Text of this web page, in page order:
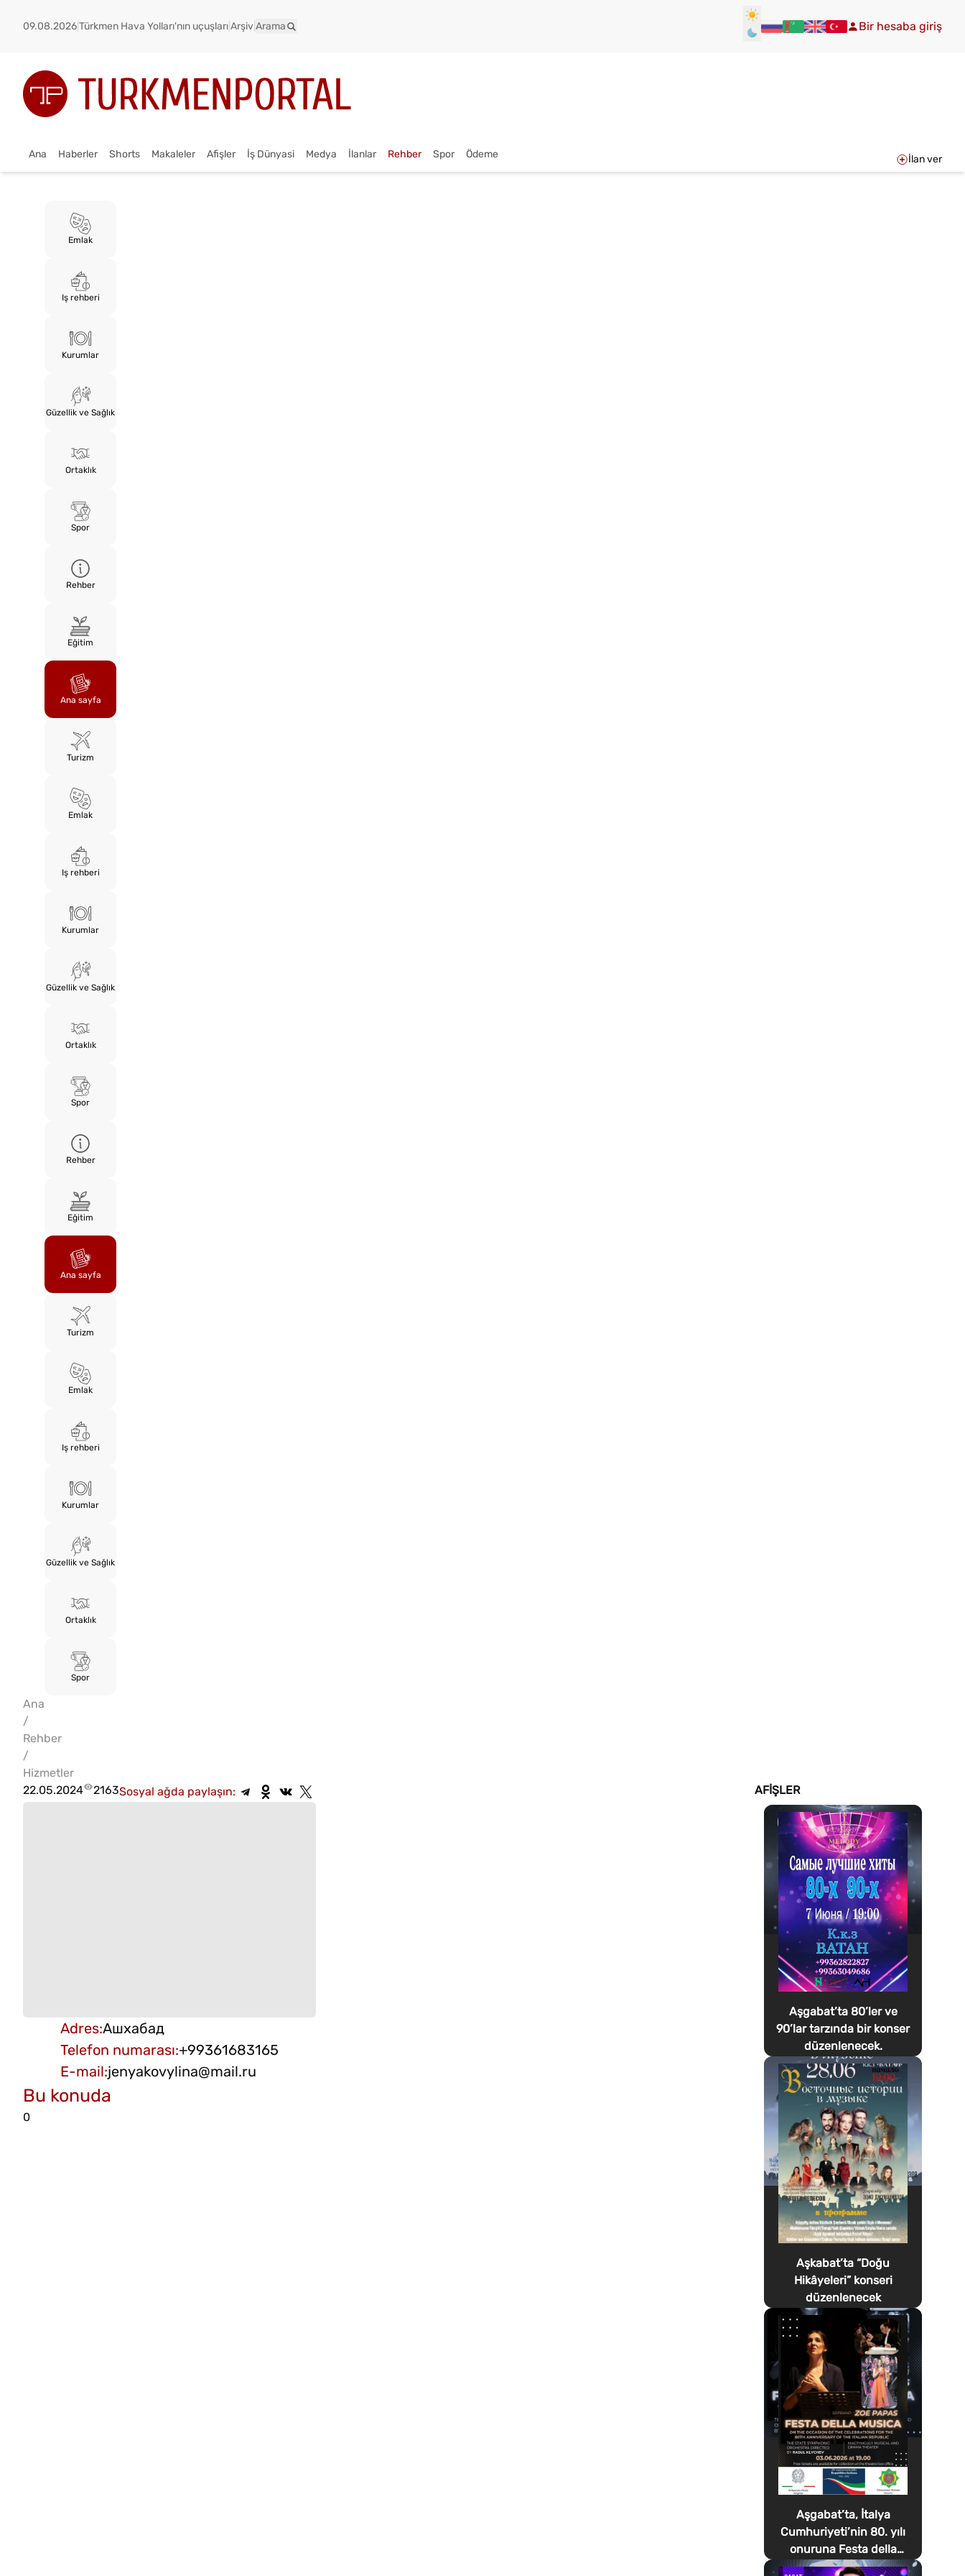
09.08.2026Türkmen Hava Yolları'nın uçuşlarıArşiv Arama Bir hesaba giriş
Ana Haberler Shorts Makaleler Afişler İş Dünyasi Medya İlanlar Rehber Spor Ödeme İlan ver
Emlak
Iş rehberi
Kurumlar
Güzellik ve Sağlık
Ortaklık
Spor
Rehber
Eğitim
Ana sayfa
Turizm
Emlak
Iş rehberi
Kurumlar
Güzellik ve Sağlık
Ortaklık
Spor
Rehber
Eğitim
Ana sayfa
Turizm
Emlak
Iş rehberi
Kurumlar
Güzellik ve Sağlık
Ortaklık
Spor
Ana
/
Rehber
/
Hizmetler
22.05.2024
2163Sosyal ağda paylaşın:
Adres:Ашхабад
Telefon numarası:+99361683165
E-mail:jenyakovylina@mail.ru
Bu konuda
0
AFIŞLER
Aşgabat’ta 80’ler ve
90’lar tarzında bir konser
düzenlenecek.
Aşkabat’ta “Doğu
Hikâyeleri” konseri
düzenlenecek
Aşgabat’ta, İtalya
Cumhuriyeti’nin 80. yılı
onuruna Festa della
Musica düzenlenecek